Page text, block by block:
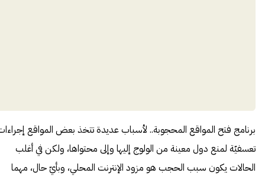
برنامج فتح المواقع المحجوبة.. لأسباب عديدة تتخذ بعض المواقع
تعسفيّة لمنع دول معينة من الولوج إليها وإلى محتواها، ولكن في أغلب
الحالات يكون سبب الحجب هو مزود الإنترنت المحلي، وبأيّ حال، مهما